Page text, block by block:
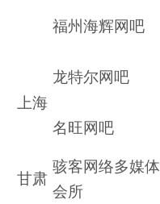
福州海辉网吧
上海
龙特尔网吧
名旺网吧
甘肃
骇客网络多媒体
会所